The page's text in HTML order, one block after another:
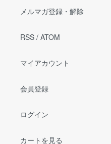
メルマガ登録・解除
RSS / ATOM
マイアカウント
会員登録
ログイン
カートを見る